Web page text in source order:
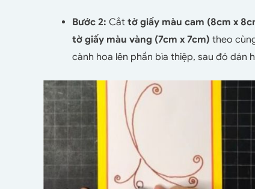
Bước 2: Cắt tờ giấy màu cam (8cm x
tờ giấy màu vàng (7cm x 7cm) theo
cành hoa lên phần bìa thiệp, sau đó dán